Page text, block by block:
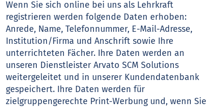
Wenn Sie sich online bei uns als Lehrkraft
registrieren werden folgende Daten erhoben:
Anrede, Name, Telefonnummer, E-Mail-Adresse,
Institution/Firma und Anschrift sowie Ihre
unterrichteten Fächer. Ihre Daten werden an
unseren Dienstleister Arvato SCM Solutions
weitergeleitet und in unserer Kundendatenbank
gespeichert. Ihre Daten werden für
zielgruppengerechte Print-Werbung und, wenn Sie